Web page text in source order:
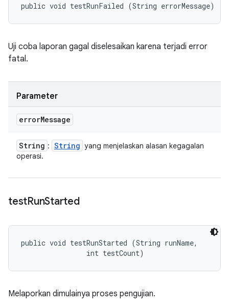
public void testRunFailed (String errorMessage)
Uji coba laporan gagal diselesaikan karena terjadi error
fatal.
Parameter
errorMessage
String : String yang menjelaskan alasan kegagalan
operasi.
testRunStarted
public void testRunStarted (String runName,
                int testCount)
Melaporkan dimulainya proses pengujian.